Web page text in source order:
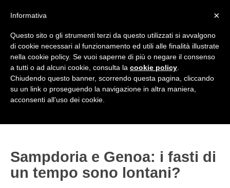
Top Menu
HOME
Accedi / Registrati
PROVINCE
GENOVA
IMPERIA
NAZIONALI
Sampdoria e Genoa: i fasti di
un tempo sono lontani?
×
Informativa
Questo sito o gli strumenti terzi da questo utilizzati si avvalgono
di cookie necessari al funzionamento ed utili alle finalità illustrate
nella cookie policy. Se vuoi saperne di più o negare il consenso
a tutti o ad alcuni cookie, consulta la cookie policy
Chiudendo questo banner, scorrendo questa pagina, cliccando
su un link o proseguendo la navigazione in altra maniera,
acconsenti all’uso dei cookie.